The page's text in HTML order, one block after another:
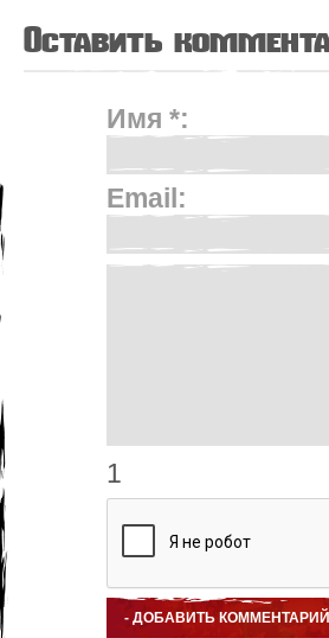
Оставить
Имя *:
Email:
1